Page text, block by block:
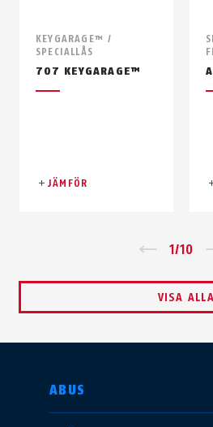
KEYGARAGE™ /
SPECIALLÅS
707 KEYGARAGE™
JÄMFÖR
Zurück
1/10
VISA ALLA
ABUS
SELECT COUNTRY